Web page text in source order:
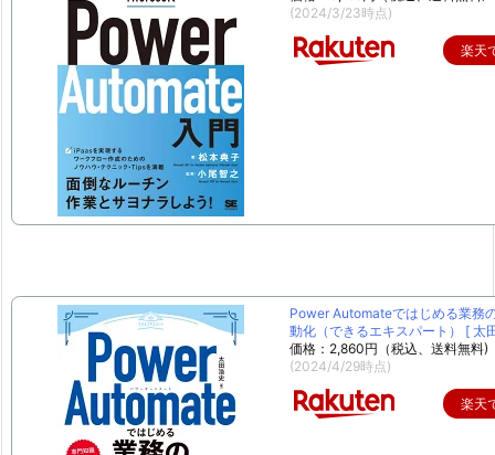
(2024/3/23時点)
楽天
Power Automateではじめる業務
動化（できるエキスパート） [ 太
価格：2,860円（税込、送料無料)
(2024/4/29時点)
楽天